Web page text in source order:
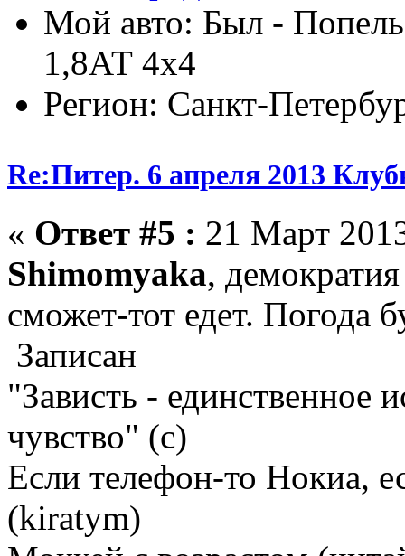
Мой авто: Был -
1,8АТ 4х4
Регион: Санкт-
Re:Питер. 6 апреля 2013
« Ответ #5 : 21 Март
Shimomyaka,
сможет-тот едет. Погода
Записан
"Зависть - единственное
чувство" (с)
Если телефон-то Нокиа,
(kiratym)